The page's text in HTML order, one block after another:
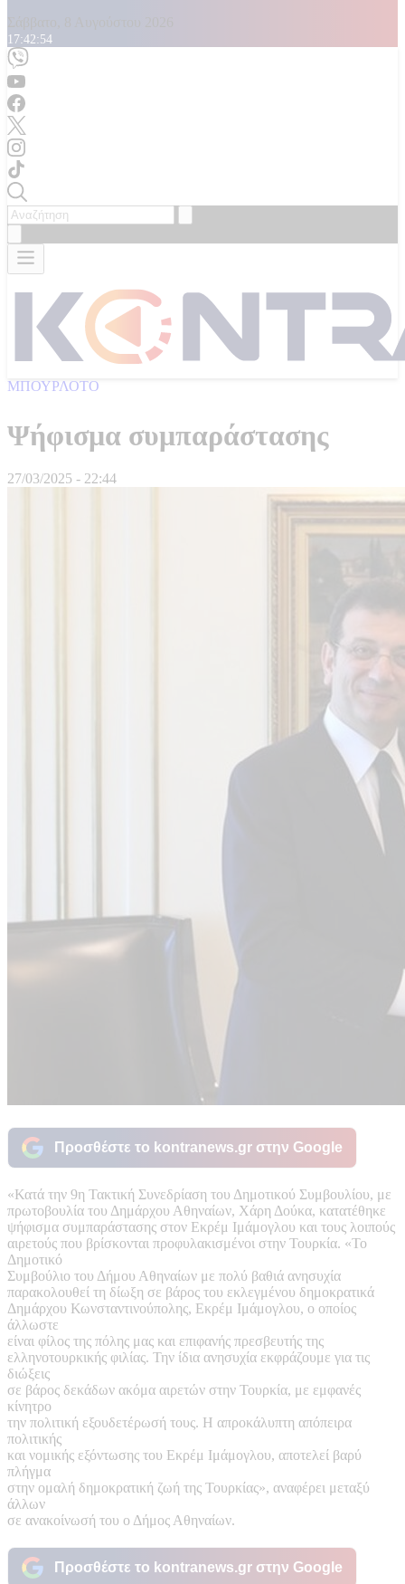
17:42:56
ΜΠΟΥΡΛΟΤΟ
Ψήφισμα συμπαράστασης
27/03/2025 - 22:44
Προσθέστε το kontranews.gr στην Google
«Κατά την 9η Τακτική Συνεδρίαση του Δημοτικού Συμβουλίου, με
πρωτοβουλία του Δημάρχου Αθηναίων, Χάρη Δούκα, κατατέθηκε
ψήφισμα συμπαράστασης στον Εκρέμ Ιμάμογλου και τους λοιπούς
αιρετούς που βρίσκονται προφυλακισμένοι στην Τουρκία. «Το
Δημοτικό
Συμβούλιο του Δήμου Αθηναίων με πολύ βαθιά ανησυχία
παρακολουθεί τη δίωξη σε βάρος του εκλεγμένου δημοκρατικά
Δημάρχου Κωνσταντινούπολης, Εκρέμ Ιμάμογλου, ο οποίος
άλλωστε
είναι φίλος της πόλης μας και επιφανής πρεσβευτής της
ελληνοτουρκικής φιλίας. Την ίδια ανησυχία εκφράζουμε για τις
διώξεις
σε βάρος δεκάδων ακόμα αιρετών στην Τουρκία, με εμφανές
κίνητρο
την πολιτική εξουδετέρωσή τους. Η απροκάλυπτη απόπειρα
πολιτικής
και νομικής εξόντωσης του Εκρέμ Ιμάμογλου, αποτελεί βαρύ
πλήγμα
στην ομαλή δημοκρατική ζωή της Τουρκίας», αναφέρει μεταξύ
άλλων
σε ανακοίνωσή του ο Δήμος Αθηναίων.
Προσθέστε το kontranews.gr στην Google